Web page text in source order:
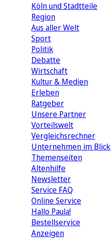
Köln und Stadtteile
Region
Aus aller Welt
Sport
Politik
Debatte
Wirtschaft
Kultur & Medien
Erleben
Ratgeber
Unsere Partner
Vorteilswelt
Vergleichsrechner
Unternehmen im Blick
Themenseiten
Altenhilfe
Newsletter
Service FAQ
Online Service
Hallo Paula!
Bestellservice
Anzeigen